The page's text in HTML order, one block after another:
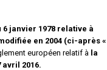
6 janvier 1978 relative à
en 2004 (ci-après «
européen relatif à la
2016.